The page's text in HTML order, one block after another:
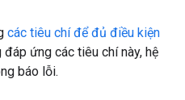
các tiêu chí để đủ điều kiện
đáp ứng các tiêu chí này, hệ
báo lỗi.